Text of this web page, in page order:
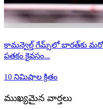
కామన్వెల్త్ గేమ్స్‌లో భారత్‌కు
పతకం కైవసం...
10 నిమిషాల క్రితం
ముఖ్యమైన వార్తలు